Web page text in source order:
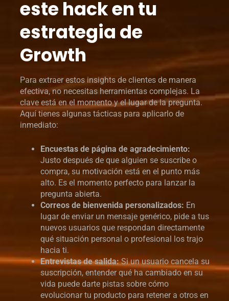
este hack en tu
estrategia de
Growth
Para extraer estos insights de clientes de manera
efectiva, no necesitas herramientas complejas. La
clave está en el momento y el lugar de la pregunta.
Aquí tienes algunas tácticas para aplicarlo de
inmediato:
Encuestas de página de agradecimiento:
Justo después de que alguien se suscribe o
compra, su motivación está en el punto más
alto. Es el momento perfecto para lanzar la
pregunta abierta.
Correos de bienvenida personalizados: En
lugar de enviar un mensaje genérico, pide a tus
nuevos usuarios que respondan directamente
qué situación personal o profesional los trajo
hacia ti.
Entrevistas de salida:Si un usuario cancela su
suscripción, entender qué ha cambiado en su
vida puede darte pistas sobre cómo
evolucionar tu producto para retener a otros en